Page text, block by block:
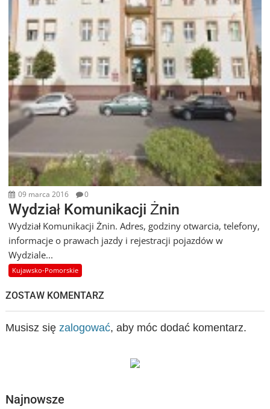
09 marca 2016 0
Wydział Komunikacji Żnin
Wydział Komunikacji Żnin. Adres, godziny otwarcia, telefony,
informacje o prawach jazdy i rejestracji pojazdów w
Wydziale...
Kujawsko-Pomorskie
ZOSTAW KOMENTARZ
Musisz się zalogować, aby móc dodać komentarz.
Najnowsze